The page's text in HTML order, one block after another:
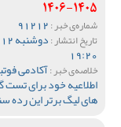
1405-1406
شماره‌ی خبر :
تاریخ انتشار :
19:20
خلاصه‌ی خبر :آکادمی
اطلاعیه خود برای تست
های لیگ برتر این رده